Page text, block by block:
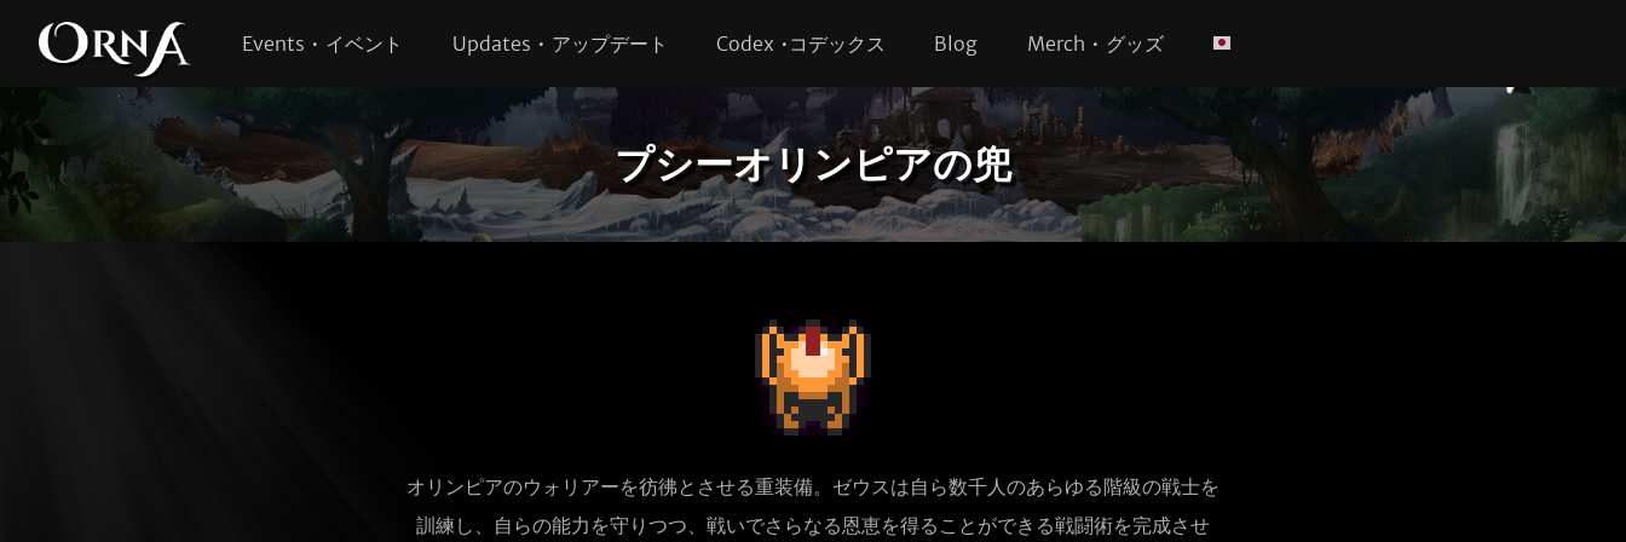
Events • イベント Updates • アップデート Codex •コデックス Blog Merch • グッズ
プシーオリンピアの兜
オリンピアのウォリアーを彷彿とさせる重装備。ゼウスは自ら数千人のあらゆる階級の戦士を
訓練し、自らの能力を守りつつ、戦いでさらなる恩恵を得ることができる戦闘術を完成させ